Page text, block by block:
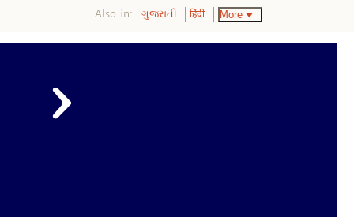
Also in: ગુજરાતી हिंदी More